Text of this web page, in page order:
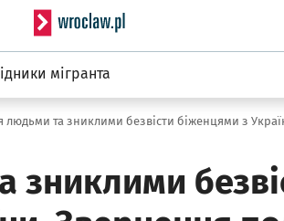
Serwis informacyjny
мігранта
зниклими